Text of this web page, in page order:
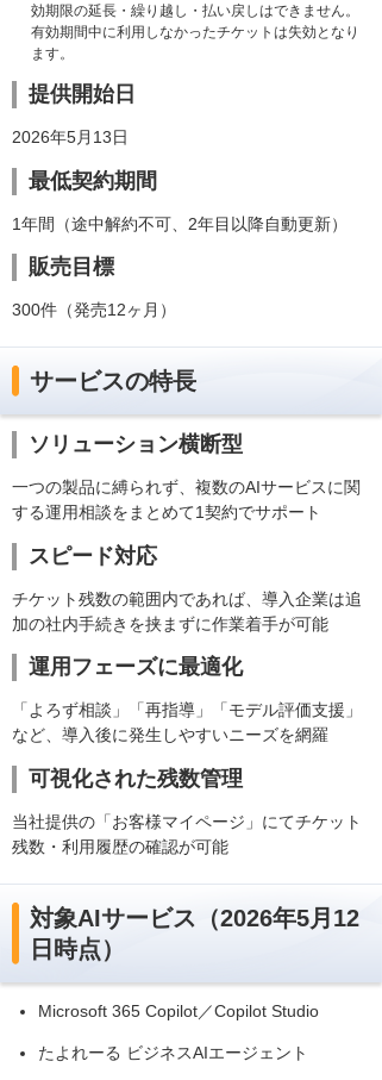
効期限の延長・繰り越し・払い戻しはできません。
有効期間中に利用しなかったチケットは失効となり
ます。
提供開始日
2026年5月13日
最低契約期間
1年間（途中解約不可、2年目以降自動更新）
販売目標
300件（発売12ヶ月）
サービスの特長
ソリューション横断型
一つの製品に縛られず、複数のAIサービスに関
する運用相談をまとめて1契約でサポート
スピード対応
チケット残数の範囲内であれば、導入企業は追
加の社内手続きを挟まずに作業着手が可能
運用フェーズに最適化
「よろず相談」「再指導」「モデル評価支援」
など、導入後に発生しやすいニーズを網羅
可視化された残数管理
当社提供の「お客様マイページ」にてチケット
残数・利用履歴の確認が可能
対象AIサービス（2026年5月12
日時点）
Microsoft 365 Copilot／Copilot Studio
たよれーる ビジネスAIエージェント